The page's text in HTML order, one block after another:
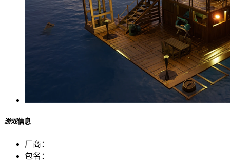
游戏信息
厂商：
包名：